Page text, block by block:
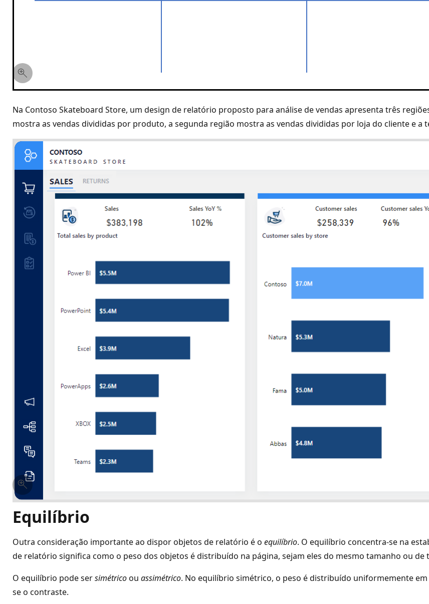
Na Contoso Skateboard Store, um design de relatório proposto para análise de vendas apresenta três
mostra as vendas divididas por produto, a segunda região mostra as vendas divididas por loja do cliente e a
Equilíbrio
Outra consideração importante ao dispor objetos de relatório é o equilíbrio. O equilíbrio concentra-se na
de relatório significa como o peso dos objetos é distribuído na página, sejam eles do mesmo tamanho ou de
O equilíbrio pode sersimétricoou assimétrico. No equilíbrio simétrico, o peso é distribuído uniformemente
se o contraste.